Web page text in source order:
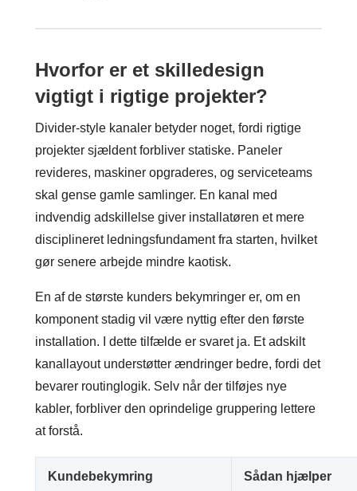
Hvorfor er et skilledesign
vigtigt i rigtige projekter?
Divider-style kanaler betyder noget, fordi rigtige
projekter sjældent forbliver statiske. Paneler
revideres, maskiner opgraderes, og serviceteams
skal gense gamle samlinger. En kanal med
indvendig adskillelse giver installatøren et mere
disciplineret ledningsfundament fra starten, hvilket
gør senere arbejde mindre kaotisk.
En af de største kunders bekymringer er, om en
komponent stadig vil være nyttig efter den første
installation. I dette tilfælde er svaret ja. Et adskilt
kanallayout understøtter ændringer bedre, fordi det
bevarer routinglogik. Selv når der tilføjes nye
kabler, forbliver den oprindelige gruppering lettere
at forstå.
Kundebekymring
Sådan hjælper